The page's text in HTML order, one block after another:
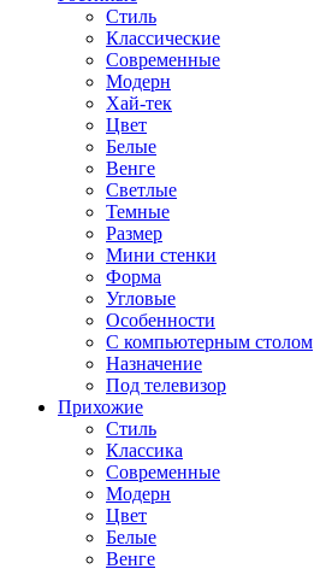
Стиль
Классические
Современные
Модерн
Хай-тек
Цвет
Белые
Венге
Светлые
Темные
Размер
Мини стенки
Форма
Угловые
Особенности
С компьютерным столом
Назначение
Под телевизор
Прихожие
Стиль
Классика
Современные
Модерн
Цвет
Белые
Венге